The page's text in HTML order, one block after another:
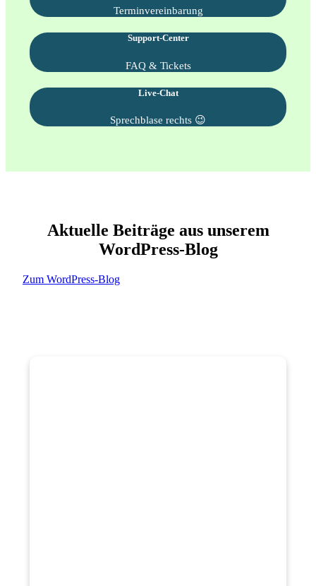
Terminvereinbarung
Support-Center
FAQ & Tickets
Live-Chat
Sprechblase rechts 😉
Aktuelle Beiträge aus unserem
WordPress-Blog
Zum WordPress-Blog